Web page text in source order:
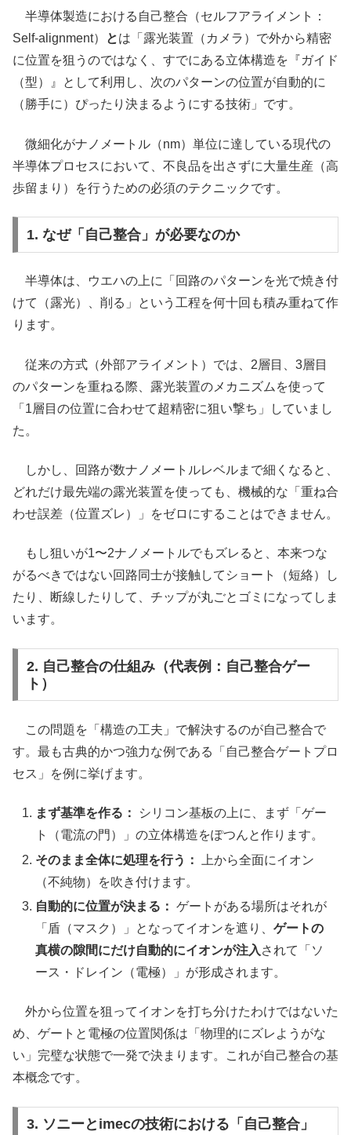
半導体製造における自己整合（セルフアライメント：
Self-alignment）
とは「露光装置（カメラ）で外から精密
に位置を狙うのではなく、すでにある立体構造を『ガイド
（型）』として利用し、次のパターンの位置が自動的に
（勝手に）ぴったり決まるようにする技術」です。
微細化がナノメートル（nm）単位に達している現代の
半導体プロセスにおいて、不良品を出さずに大量生産（高
歩留まり）を行うための必須のテクニックです。
1. なぜ「自己整合」が必要なのか
半導体は、ウエハの上に「回路のパターンを光で焼き付
けて（露光）、削る」という工程を何十回も積み重ねて作
ります。
従来の方式（外部アライメント）では、2層目、3層目
のパターンを重ねる際、露光装置のメカニズムを使って
「1層目の位置に合わせて超精密に狙い撃ち」していまし
た。
しかし、回路が数ナノメートルレベルまで細くなると、
どれだけ最先端の露光装置を使っても、機械的な「重ね合
わせ誤差（位置ズレ）」をゼロにすることはできません。
もし狙いが1〜2ナノメートルでもズレると、本来つな
がるべきではない回路同士が接触してショート（短絡）し
たり、断線したりして、チップが丸ごとゴミになってしま
います。
2. 自己整合の仕組み（代表例：自己整合ゲー
ト）
この問題を「構造の工夫」で解決するのが自己整合で
す。最も古典的かつ強力な例である「自己整合ゲートプロ
セス」を例に挙げます。
まず基準を作る：
シリコン基板の上に、まず「ゲー
ト（電流の門）」の立体構造をぽつんと作ります。
そのまま全体に処理を行う：
上から全面にイオン
（不純物）を吹き付けます。
自動的に位置が決まる： ゲートがある場所はそれが
「盾（マスク）」となってイオンを遮り、ゲートの
真横の隙間にだけ自動的にイオンが注入 されて「ソ
ース・ドレイン（電極）」が形成されます。
外から位置を狙ってイオンを打ち分けたわけではないた
め、ゲートと電極の位置関係は「物理的にズレようがな
い」完璧な状態で一発で決まります。これが自己整合の基
本概念です。
3. ソニーとimecの技術における「自己整合」